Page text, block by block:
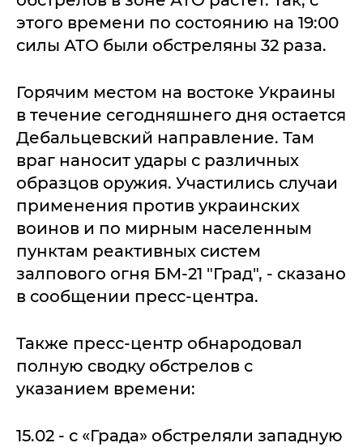
этого времени по состоянию на 19:00
силы АТО были обстреляны 32 раза.
Горячим местом на востоке Украины
в течение сегодняшнего дня остается
Дебальцевский направление. Там
враг наносит удары с различных
образцов оружия. Участились случаи
применения против украинских
воинов и по мирным населенным
пунктам реактивных систем
залпового огня БМ-21 "Град", - сказано
в сообщении пресс-центра.
Также пресс-центр обнародовал
полную сводку обстрелов с
указанием времени:
15.02 - с «Града» обстреляли западную